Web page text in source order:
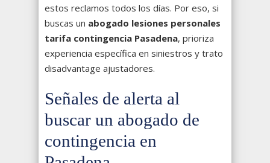
estos reclamos todos los días. Por eso, si
buscas un abogado lesiones personales
tarifa contingencia Pasadena, prioriza
experiencia específica en siniestros y trato
disadvantage ajustadores.
Señales de alerta al
buscar un abogado de
contingencia en